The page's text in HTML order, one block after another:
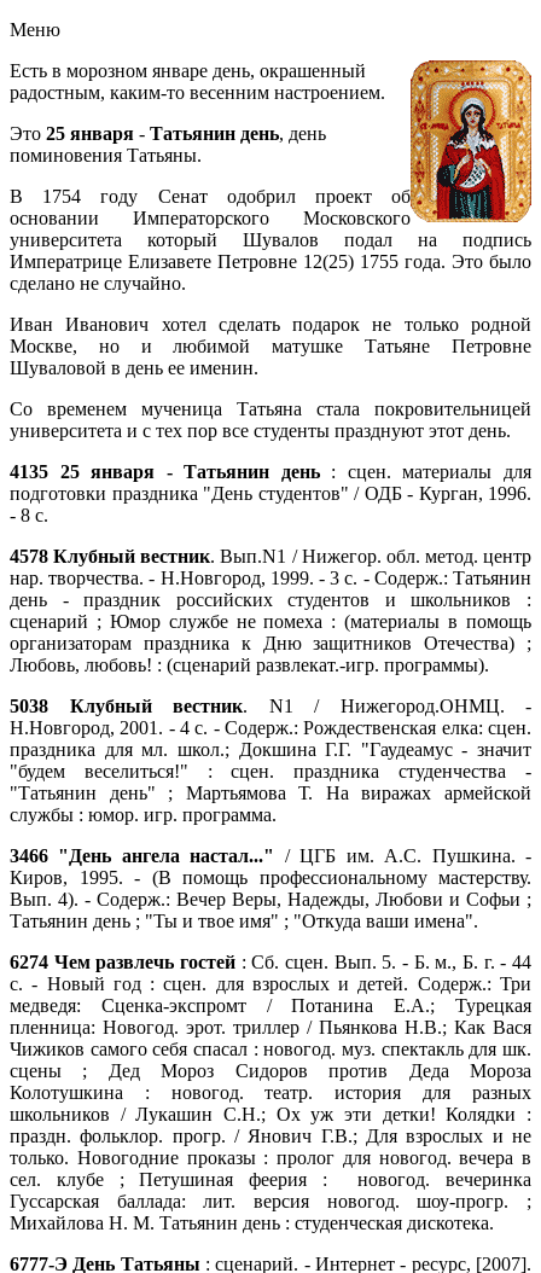
Меню
Есть в морозном январе день, окрашенный
радостным, каким-то весенним настроением.
Это 25 января - Татьянин день, день
поминовения Татьяны.
В 1754 году Сенат одобрил проект об
основании Императорского Московского
университета который Шувалов подал на подпись
Императрице Елизавете Петровне 12(25) 1755 года. Это было
сделано не случайно.
Иван Иванович хотел сделать подарок не только родной
Москве, но и любимой матушке Татьяне Петровне
Шуваловой в день ее именин.
Со временем мученица Татьяна стала покровительницей
университета и с тех пор все студенты празднуют этот день.
4135 25 января - Татьянин день: сцен. материалы для
подготовки праздника "День студентов" / ОДБ - Курган, 1996.
- 8 с.
4578 Клубный вестник. Вып.N1 / Нижегор. обл. метод. центр
нар. творчества. - Н.Новгород, 1999. - 3 с. - Содерж.: Татьянин
день - праздник российских студентов и школьников :
сценарий ; Юмор службе не помеха : (материалы в помощь
организаторам праздника к Дню защитников Отечества) ;
Любовь, любовь! : (сценарий развлекат.-игр. программы).
5038
Клубный вестник. N1 / Нижегород.ОНМЦ. -
Н.Новгород, 2001. - 4 с. - Содерж.: Рождественская елка: сцен.
праздника для мл. школ.; Докшина Г.Г. "Гаудеамус - значит
"будем веселиться!" : сцен. праздника студенчества -
"Татьянин день" ; Мартьямова Т. На виражах армейской
службы : юмор. игр. программа.
3466 "День ангела настал..."
/ ЦГБ им. А.С. Пушкина. -
Киров, 1995. - (В помощь профессиональному мастерству.
Вып. 4). - Содерж.: Вечер Веры, Надежды, Любови и Софьи ;
Татьянин день ; "Ты и твое имя" ; "Откуда ваши имена".
6274 Чем развлечь гостей : Сб. сцен. Вып. 5. - Б. м., Б. г. - 44
с. - Новый год : сцен. для взрослых и детей. Содерж.: Три
медведя: Сценка-экспромт / Потанина Е.А.; Турецкая
пленница: Новогод. эрот. триллер / Пьянкова Н.В.; Как Вася
Чижиков самого себя спасал : новогод. муз. спектакль для шк.
сцены ; Дед Мороз Сидоров против Деда Мороза
Колотушкина : новогод. театр. история для разных
школьников / Лукашин С.Н.; Ох уж эти детки! Колядки :
праздн. фольклор. прогр. / Янович Г.В.; Для взрослых и не
только. Новогодние проказы : пролог для новогод. вечера в
сел. клубе ; Петушиная феерия : новогод. вечеринка
Гуссарская баллада: лит. версия новогод. шоу-прогр. ;
Михайлова Н. М. Татьянин день : студенческая дискотека.
6777-Э День Татьяны : сценарий. - Интернет - ресурс, [2007].